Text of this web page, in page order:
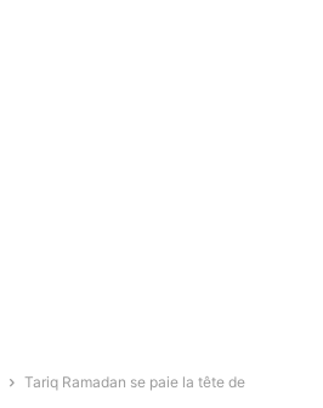
Tariq Ramadan se paie la tête de